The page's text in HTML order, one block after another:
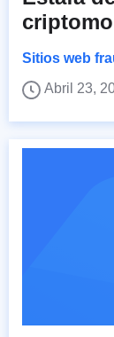
Sitios web
Abril 23,